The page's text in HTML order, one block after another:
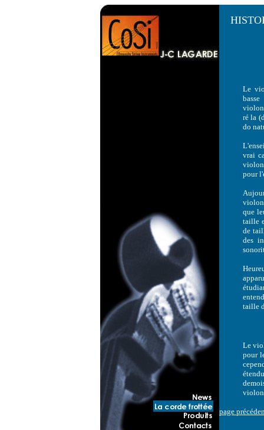
Le
ré la
do
vrai
pour
que
taille
de
des
taille
Le
pour
page